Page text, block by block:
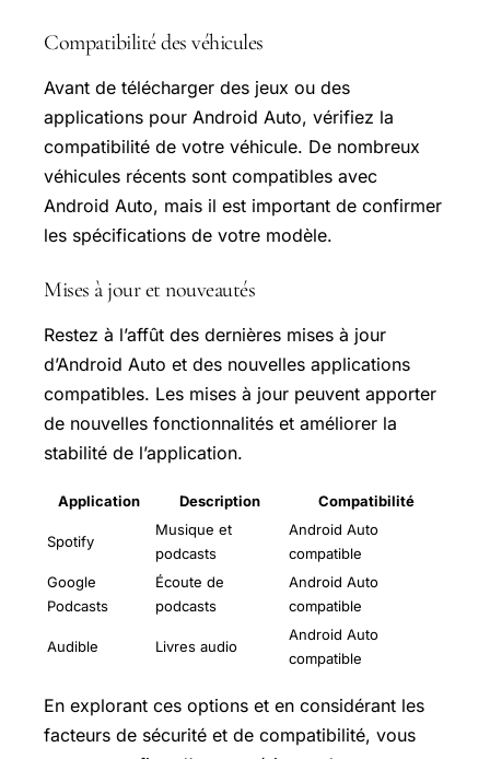
Compatibilité des véhicules
Avant de télécharger des jeux ou des
applications pour Android Auto, vérifiez la
compatibilité de votre véhicule. De nombreux
véhicules récents sont compatibles avec
Android Auto, mais il est important de confirmer
les spécifications de votre modèle.
Mises à jour et nouveautés
Restez à l’affût des dernières mises à jour
d’Android Auto et des nouvelles applications
compatibles. Les mises à jour peuvent apporter
de nouvelles fonctionnalités et améliorer la
stabilité de l’application.
Application Description Compatibilité
Spotify
Musique et
podcasts
Android Auto
compatible
Google
Podcasts
Écoute de
podcasts
Android Auto
compatible
Audible Livres audio
Android Auto
compatible
En explorant ces options et en considérant les
facteurs de sécurité et de compatibilité, vous